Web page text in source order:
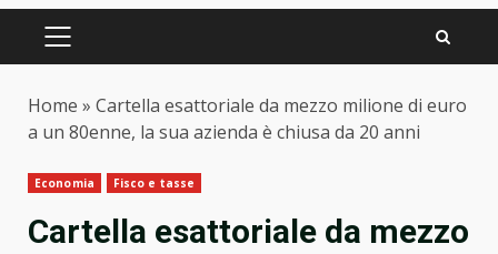
PRIMARY
Home » Cartella esattoriale da mezzo milione di euro
a un 80enne, la sua azienda è chiusa da 20 anni
Economia Fisco e tasse
Cartella esattoriale da mezzo